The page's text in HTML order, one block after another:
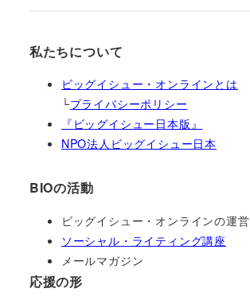
私たちについて
ビッグイシュー・オンラインとは
└プライバシーポリシー
『ビッグイシュー日本版』
NPO法人ビッグイシュー日本
BIOの活動
ビッグイシュー・オンラインの運営
ソーシャル・ライティング講座
メールマガジン
応援の形